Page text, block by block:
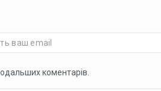
коментарів.